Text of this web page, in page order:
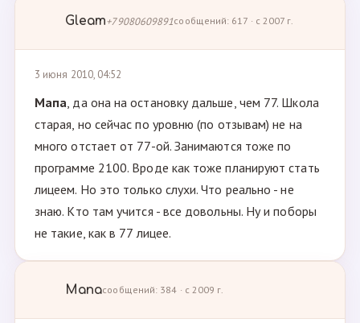
Gleam+79080609891сообщений: 617 · с 2007 г.
3 июня 2010, 04:52
Мапа, да она на остановку дальше, чем 77. Школа
старая, но сейчас по уровню (по отзывам) не на
много отстает от 77-ой. Занимаются тоже по
программе 2100. Вроде как тоже планируют стать
лицеем. Но это только слухи. Что реально - не
знаю. Кто там учится - все довольны. Ну и поборы
не такие, как в 77 лицее.
Мапасообщений: 384 · с 2009 г.